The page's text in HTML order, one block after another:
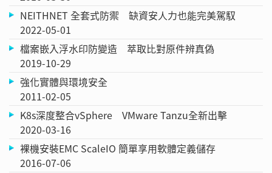
NEITHNET 全套式防禦 缺資安人力也能完美駕馭
2022-05-01
檔案嵌入浮水印防變造 萃取比對原件辨真偽
2019-10-29
強化實體與環境安全
2011-02-05
K8s深度整合vSphere VMware Tanzu全新出擊
2020-03-16
裸機安裝EMC ScaleIO 簡單享用軟體定義儲存
2016-07-06